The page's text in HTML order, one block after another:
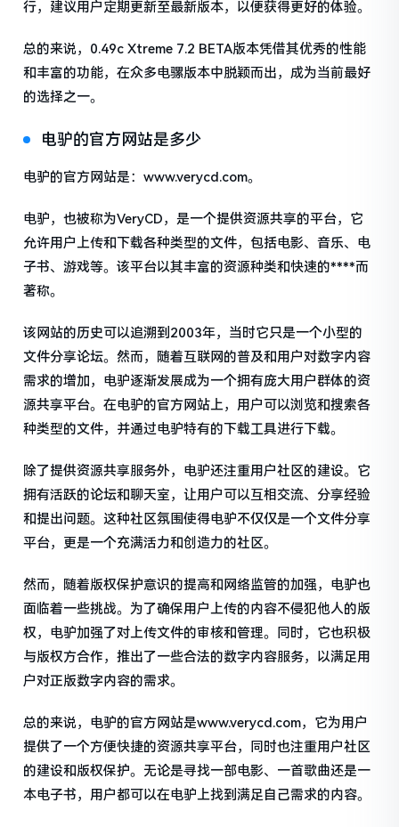
行，建议用户定期更新至最新版本，以便获得更好的体验。
总的来说，0.49c Xtreme 7.2 BETA版本凭借其优秀的性能
和丰富的功能，在众多电骡版本中脱颖而出，成为当前最好
的选择之一。
电驴的官方网站是多少
电驴的官方网站是：www.verycd.com。
电驴，也被称为VeryCD，是一个提供资源共享的平台，它
允许用户上传和下载各种类型的文件，包括电影、音乐、电
子书、游戏等。该平台以其丰富的资源种类和快速的****而
著称。
该网站的历史可以追溯到2003年，当时它只是一个小型的
文件分享论坛。然而，随着互联网的普及和用户对数字内容
需求的增加，电驴逐渐发展成为一个拥有庞大用户群体的资
源共享平台。在电驴的官方网站上，用户可以浏览和搜索各
种类型的文件，并通过电驴特有的下载工具进行下载。
除了提供资源共享服务外，电驴还注重用户社区的建设。它
拥有活跃的论坛和聊天室，让用户可以互相交流、分享经验
和提出问题。这种社区氛围使得电驴不仅仅是一个文件分享
平台，更是一个充满活力和创造力的社区。
然而，随着版权保护意识的提高和网络监管的加强，电驴也
面临着一些挑战。为了确保用户上传的内容不侵犯他人的版
权，电驴加强了对上传文件的审核和管理。同时，它也积极
与版权方合作，推出了一些合法的数字内容服务，以满足用
户对正版数字内容的需求。
总的来说，电驴的官方网站是www.verycd.com，它为用户
提供了一个方便快捷的资源共享平台，同时也注重用户社区
的建设和版权保护。无论是寻找一部电影、一首歌曲还是一
本电子书，用户都可以在电驴上找到满足自己需求的内容。